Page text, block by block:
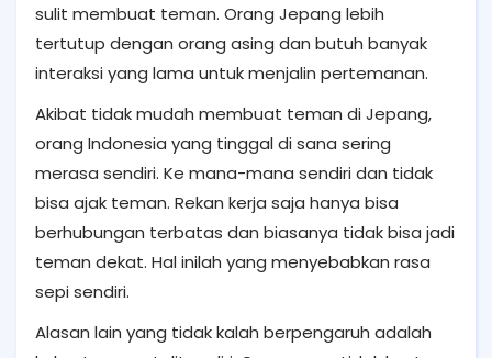
sulit membuat teman. Orang Jepang lebih
tertutup dengan orang asing dan butuh banyak
interaksi yang lama untuk menjalin pertemanan.
Akibat tidak mudah membuat teman di Jepang,
orang Indonesia yang tinggal di sana sering
merasa sendiri. Ke mana-mana sendiri dan tidak
bisa ajak teman. Rekan kerja saja hanya bisa
berhubungan terbatas dan biasanya tidak bisa jadi
teman dekat. Hal inilah yang menyebabkan rasa
sepi sendiri.
Alasan lain yang tidak kalah berpengaruh adalah